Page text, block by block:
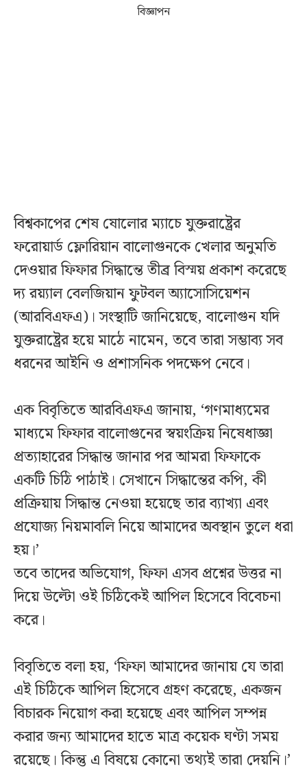
বিজ্ঞাপন
বিশ্বকাপের শেষ ষোলোর ম্যাচে যুক্তরাষ্ট্রের
ফরোয়ার্ড ফ্লোরিয়ান বালোগুনকে খেলার অনুমতি
দেওয়ার ফিফার সিদ্ধান্তে তীব্র বিস্ময় প্রকাশ করেছে
দ্য রয়্যাল বেলজিয়ান ফুটবল অ্যাসোসিয়েশন
(আরবিএফএ)। সংস্থাটি জানিয়েছে, বালোগুন যদি
যুক্তরাষ্ট্রের হয়ে মাঠে নামেন, তবে তারা সম্ভাব্য সব
ধরনের আইনি ও প্রশাসনিক পদক্ষেপ নেবে।
এক বিবৃতিতে আরবিএফএ জানায়, ‘গণমাধ্যমের
মাধ্যমে ফিফার বালোগুনের স্বয়ংক্রিয় নিষেধাজ্ঞা
প্রত্যাহারের সিদ্ধান্ত জানার পর আমরা ফিফাকে
একটি চিঠি পাঠাই। সেখানে সিদ্ধান্তের কপি, কী
প্রক্রিয়ায় সিদ্ধান্ত নেওয়া হয়েছে তার ব্যাখ্যা এবং
প্রযোজ্য নিয়মাবলি নিয়ে আমাদের অবস্থান তুলে ধরা
হয়।’
তবে তাদের অভিযোগ, ফিফা এসব প্রশ্নের উত্তর না
দিয়ে উল্টো ওই চিঠিকেই আপিল হিসেবে বিবেচনা
করে।
বিবৃতিতে বলা হয়, ‘ফিফা আমাদের জানায় যে তারা
এই চিঠিকে আপিল হিসেবে গ্রহণ করেছে, একজন
বিচারক নিয়োগ করা হয়েছে এবং আপিল সম্পন্ন
করার জন্য আমাদের হাতে মাত্র কয়েক ঘণ্টা সময়
রয়েছে। কিন্তু এ বিষয়ে কোনো তথ্যই তারা দেয়নি।’